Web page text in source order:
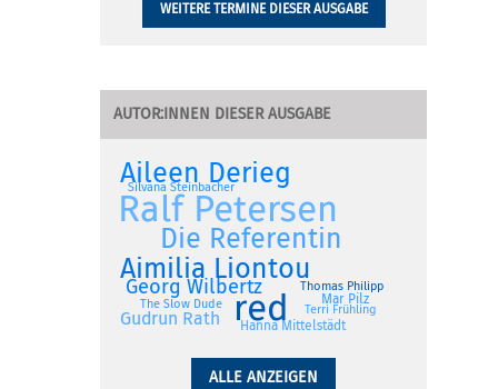
WEITERE TERMINE DIESER AUSGABE
AUTOR:INNEN DIESER AUSGABE
Ralf Petersen
red
Aileen Derieg
Aimilia Liontou
Die Referentin
Georg Wilbertz
Gudrun Rath Hanna Mittelstädt
Mar Pilz
Silvana Steinbacher
Terri Frühling
The Slow Dude
Thomas Philipp
ALLE ANZEIGEN